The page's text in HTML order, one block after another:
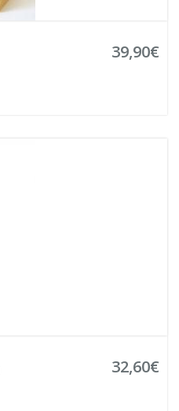
39,90€
32,60€